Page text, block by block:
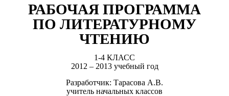
РАБОЧАЯ ПРОГРАММА
ПО ЛИТЕРАТУРНОМУ
ЧТЕНИЮ
1-4 КЛАСС
2012 – 2013 учебный год
Разработчик: Тарасова А.В.
учитель начальных классов